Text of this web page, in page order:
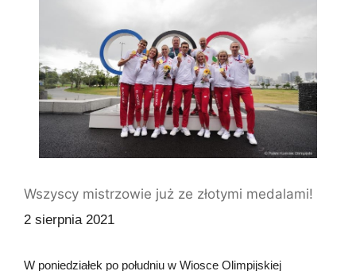
Wszyscy mistrzowie już ze złotymi medalami!
2 sierpnia 2021
W poniedziałek po południu w Wiosce Olimpijskiej